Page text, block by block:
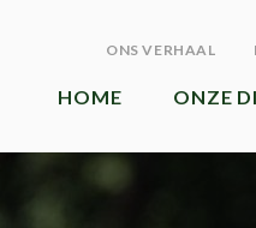
ONS VERHAAL
HOME ONZE